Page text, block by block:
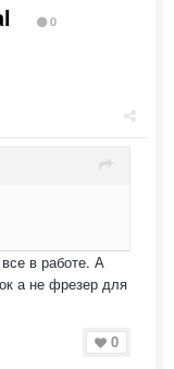
0
в работе. А
а не фрезер для
0